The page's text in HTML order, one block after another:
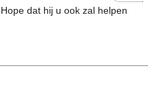
. Hope dat hij u ook zal helpen